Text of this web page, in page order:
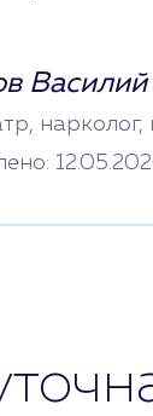
Василий